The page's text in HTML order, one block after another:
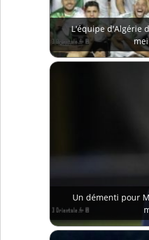
L'équipe d'Algérie
Un démenti pour